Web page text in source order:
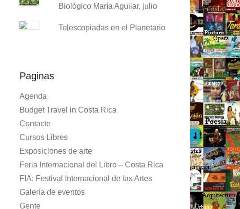
Biológico María Aguilar, julio
Telescopiadas en el Planetario
Paginas
Agenda
Budget Travel in Costa Rica
Contacto
Cursos Libres
Exposiciones de arte
Feria Internacional del Libro – Costa Rica
FIA: Festival Internacional de las Artes
Galería de eventos
Gente